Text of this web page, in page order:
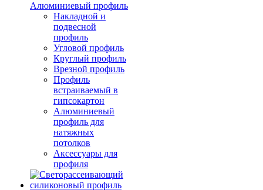
Алюминиевый профиль
Накладной и
подвесной
профиль
Угловой профиль
Круглый профиль
Врезной профиль
Профиль
встраиваемый в
гипсокартон
Алюминиевый
профиль для
натяжных
потолков
Аксессуары для
профиля